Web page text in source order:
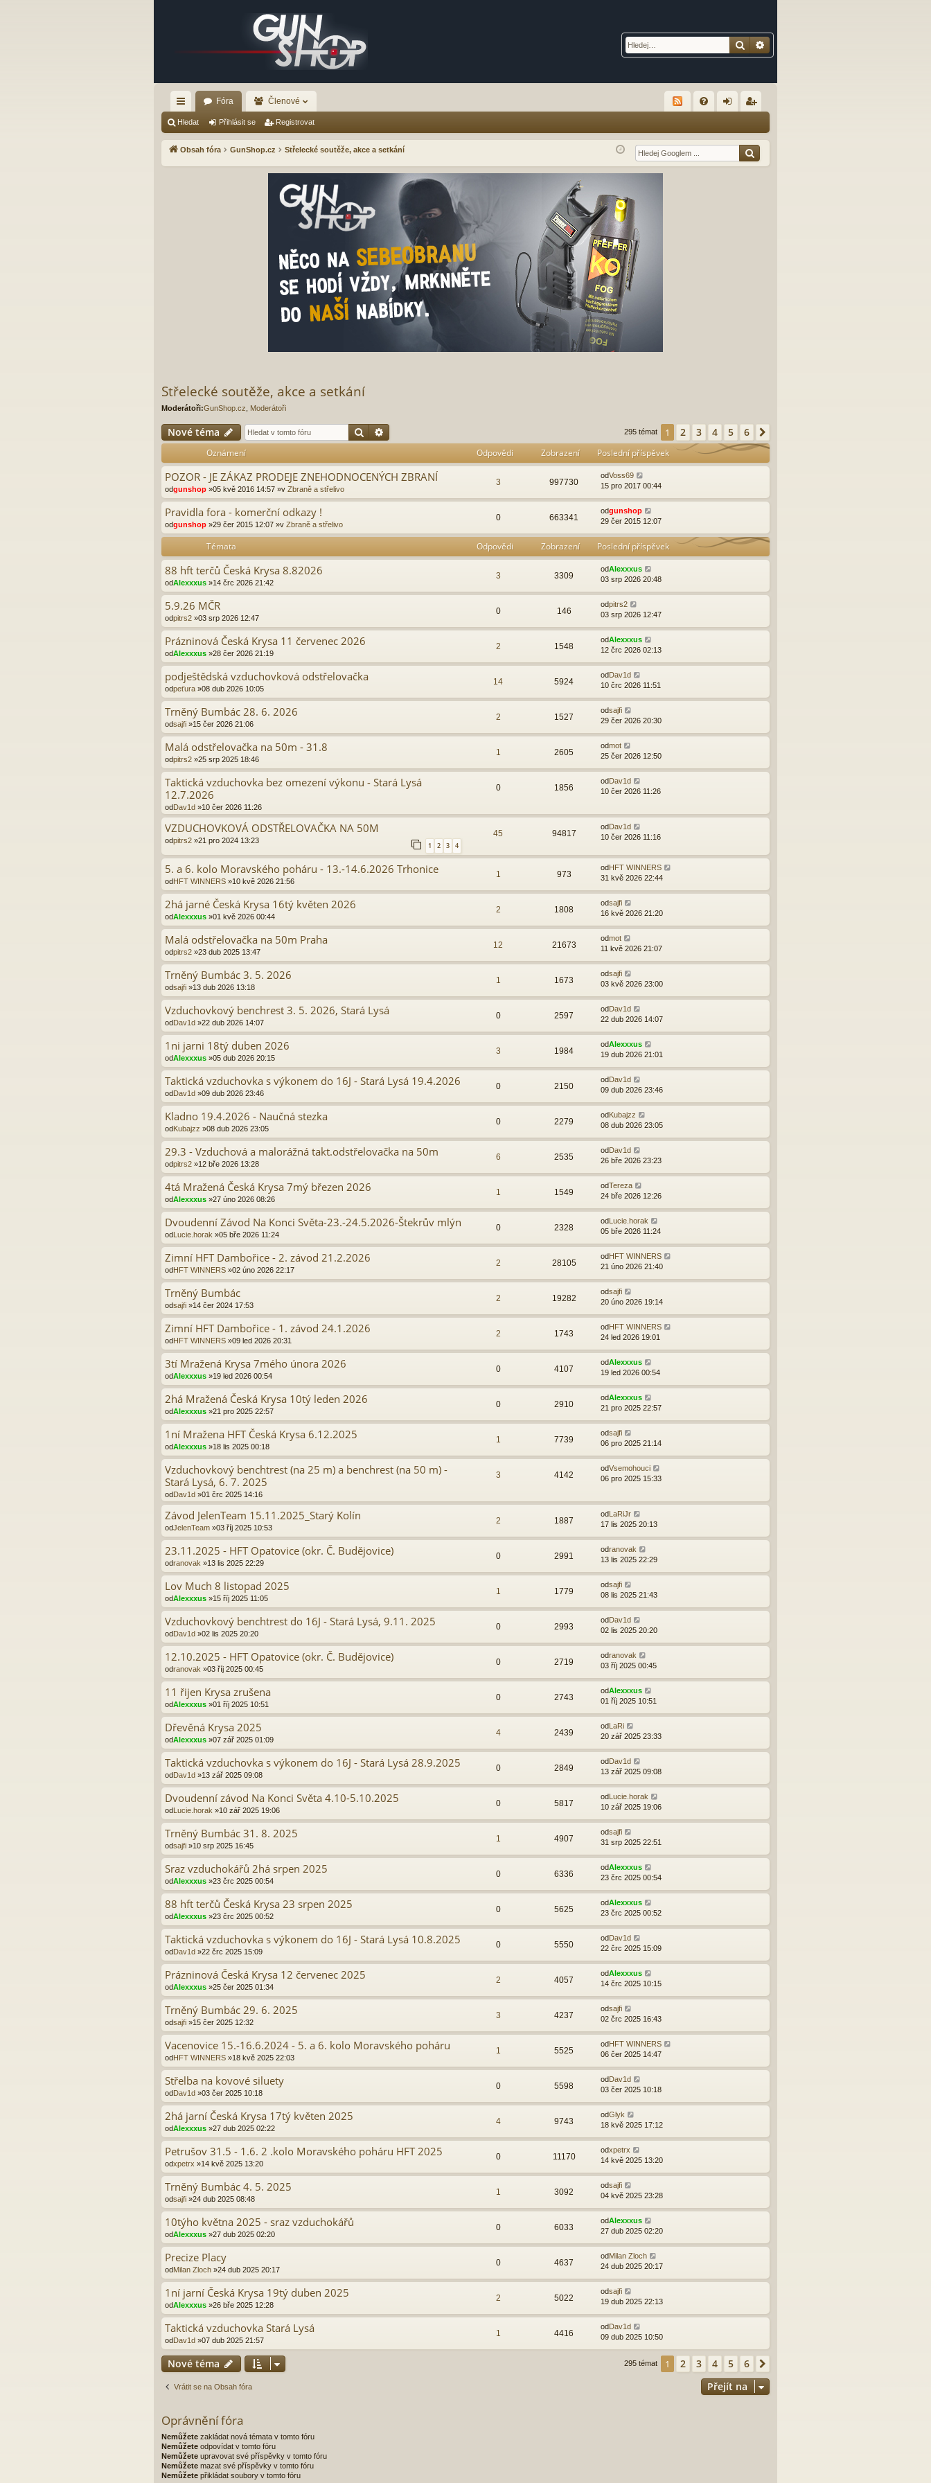
Hledat
yc
hl
Fóra Členové
Q lá
sit
ist
ro
Hledat Přihlásit se Registrovat
Obsah fóra GunShop.cz Střelecké soutěže, akce a setkání
Střelecké soutěže, akce a setkání
Moderátoři:GunShop.cz Moderátoři
Nové téma Hledat 295 témat 1 2 3 4 5 6
Oznámení Odpovědi Zobrazení Poslední příspěvek
POZOR - JE ZÁKAZ PRODEJE ZNEHODNOCENÝCH ZBRANÍ
odgunshop »05 kvě 2016 14:57 »v Zbraně a střelivo
3 997730
odVoss69
15 pro 2017 00:44
Pravidla fora - komerční odkazy !
odgunshop »29 čer 2015 12:07 »v Zbraně a střelivo
0 663341
odgunshop
29 čer 2015 12:07
Témata Odpovědi Zobrazení Poslední příspěvek
88 hft terčů Česká Krysa 8.82026
odAlexxxus »14 črc 2026 21:42
3 3309
odAlexxxus
03 srp 2026 20:48
5.9.26 MČR
odpitrs2 »03 srp 2026 12:47
0 146
odpitrs2
03 srp 2026 12:47
Prázninová Česká Krysa 11 červenec 2026
odAlexxxus »28 čer 2026 21:19
2 1548
odAlexxxus
12 črc 2026 02:13
podještědská vzduchovková odstřelovačka
odpeťura »08 dub 2026 10:05
14 5924
od Dav1d
10 črc 2026 11:51
Trněný Bumbác 28. 6. 2026
odsajfi »15 čer 2026 21:06
2 1527
odsajfi
29 čer 2026 20:30
Malá odstřelovačka na 50m - 31.8
odpitrs2 »25 srp 2025 18:46
1 2605
odmot
25 čer 2026 12:50
Taktická vzduchovka bez omezení výkonu - Stará Lysá
12.7.2026
od Dav1d »10 čer 2026 11:26
0 1856
od Dav1d
10 čer 2026 11:26
VZDUCHOVKOVÁ ODSTŘELOVAČKA NA 50M
odpitrs2 »21 pro 2024 13:23
1 2 3 4
45 94817
od Dav1d
10 čer 2026 11:16
5. a 6. kolo Moravského poháru - 13.-14.6.2026 Trhonice
odHFT WINNERS »10 kvě 2026 21:56
1 973
odHFT WINNERS
31 kvě 2026 22:44
2há jarné Česká Krysa 16tý květen 2026
odAlexxxus »01 kvě 2026 00:44
2 1808
odsajfi
16 kvě 2026 21:20
Malá odstřelovačka na 50m Praha
odpitrs2 »23 dub 2025 13:47
12 21673
odmot
11 kvě 2026 21:07
Trněný Bumbác 3. 5. 2026
odsajfi »13 dub 2026 13:18
1 1673
odsajfi
03 kvě 2026 23:00
Vzduchovkový benchrest 3. 5. 2026, Stará Lysá
odDav1d »22 dub 2026 14:07
0 2597
odDav1d
22 dub 2026 14:07
1ni jarni 18tý duben 2026
odAlexxxus »05 dub 2026 20:15
3 1984
odAlexxxus
19 dub 2026 21:01
Taktická vzduchovka s výkonem do 16J - Stará Lysá 19.4.2026
odDav1d »09 dub 2026 23:46
0 2150
odDav1d
09 dub 2026 23:46
Kladno 19.4.2026 - Naučná stezka
odKubajzz »08 dub 2026 23:05
0 2279
odKubajzz
08 dub 2026 23:05
29.3 - Vzduchová a malorážná takt.odstřelovačka na 50m
odpitrs2 »12 bře 2026 13:28
6 2535
odDav1d
26 bře 2026 23:23
4tá Mražená Česká Krysa 7mý březen 2026
odAlexxxus »27 úno 2026 08:26
1 1549
odTereza
24 bře 2026 12:26
Dvoudenní Závod Na Konci Světa-23.-24.5.2026-Štekrův mlýn
odLucie.horak »05 bře 2026 11:24
0 2328
odLucie.horak
05 bře 2026 11:24
Zimní HFT Dambořice - 2. závod 21.2.2026
odHFT WINNERS »02 úno 2026 22:17
2 28105
odHFT WINNERS
21 úno 2026 21:40
Trněný Bumbác
odsajfi »14 čer 2024 17:53
2 19282
odsajfi
20 úno 2026 19:14
Zimní HFT Dambořice - 1. závod 24.1.2026
odHFT WINNERS »09 led 2026 20:31
2 1743
odHFT WINNERS
24 led 2026 19:01
3tí Mražená Krysa 7mého února 2026
odAlexxxus »19 led 2026 00:54
0 4107
odAlexxxus
19 led 2026 00:54
2há Mražená Česká Krysa 10tý leden 2026
odAlexxxus »21 pro 2025 22:57
0 2910
odAlexxxus
21 pro 2025 22:57
1ní Mražena HFT Česká Krysa 6.12.2025
odAlexxxus »18 lis 2025 00:18
1 7739
odsajfi
06 pro 2025 21:14
Vzduchovkový benchtrest (na 25 m) a benchrest (na 50 m) -
Stará Lysá, 6. 7. 2025
odDav1d »01 črc 2025 14:16
3 4142
odVsemohouci
06 pro 2025 15:33
Závod JelenTeam 15.11.2025_Starý Kolín
odJelenTeam »03 říj 2025 10:53
2 1887
odLaRiJr
17 lis 2025 20:13
23.11.2025 - HFT Opatovice (okr. Č. Budějovice)
odranovak »13 lis 2025 22:29
0 2991
odranovak
13 lis 2025 22:29
Lov Much 8 listopad 2025
odAlexxxus »15 říj 2025 11:05
1 1779
odsajfi
08 lis 2025 21:43
Vzduchovkový benchtrest do 16J - Stará Lysá, 9.11. 2025
odDav1d »02 lis 2025 20:20
0 2993
odDav1d
02 lis 2025 20:20
12.10.2025 - HFT Opatovice (okr. Č. Budějovice)
odranovak »03 říj 2025 00:45
0 2719
odranovak
03 říj 2025 00:45
11 řijen Krysa zrušena
odAlexxxus »01 říj 2025 10:51
0 2743
odAlexxxus
01 říj 2025 10:51
Dřevěná Krysa 2025
odAlexxxus »07 zář 2025 01:09
4 2439
odLaRi
20 zář 2025 23:33
Taktická vzduchovka s výkonem do 16J - Stará Lysá 28.9.2025
odDav1d »13 zář 2025 09:08
0 2849
odDav1d
13 zář 2025 09:08
Dvoudenní závod Na Konci Světa 4.10-5.10.2025
odLucie.horak »10 zář 2025 19:06
0 5817
odLucie.horak
10 zář 2025 19:06
Trněný Bumbác 31. 8. 2025
odsajfi »10 srp 2025 16:45
1 4907
odsajfi
31 srp 2025 22:51
Sraz vzduchokářů 2há srpen 2025
odAlexxxus »23 črc 2025 00:54
0 6336
odAlexxxus
23 črc 2025 00:54
88 hft terčů Česká Krysa 23 srpen 2025
odAlexxxus »23 črc 2025 00:52
0 5625
odAlexxxus
23 črc 2025 00:52
Taktická vzduchovka s výkonem do 16J - Stará Lysá 10.8.2025
odDav1d »22 črc 2025 15:09
0 5550
odDav1d
22 črc 2025 15:09
Prázninová Česká Krysa 12 červenec 2025
odAlexxxus »25 čer 2025 01:34
2 4057
odAlexxxus
14 črc 2025 10:15
Trněný Bumbác 29. 6. 2025
odsajfi »15 čer 2025 12:32
3 4237
odsajfi
02 črc 2025 16:43
Vacenovice 15.-16.6.2024 - 5. a 6. kolo Moravského poháru
odHFT WINNERS »18 kvě 2025 22:03
1 5525
odHFT WINNERS
06 čer 2025 14:47
Střelba na kovové siluety
odDav1d »03 čer 2025 10:18
0 5598
odDav1d
03 čer 2025 10:18
2há jarní Česká Krysa 17tý květen 2025
odAlexxxus »27 dub 2025 02:22
4 9743
odGlyk
18 kvě 2025 17:12
Petrušov 31.5 - 1.6. 2 .kolo Moravského poháru HFT 2025
odxpetrx »14 kvě 2025 13:20
0 11170
odxpetrx
14 kvě 2025 13:20
Trněný Bumbác 4. 5. 2025
odsajfi »24 dub 2025 08:48
1 3092
odsajfi
04 kvě 2025 23:28
10týho května 2025 - sraz vzduchokářů
odAlexxxus »27 dub 2025 02:20
0 6033
odAlexxxus
27 dub 2025 02:20
Precize Placy
odMilan Zloch »24 dub 2025 20:17
0 4637
odMilan Zloch
24 dub 2025 20:17
1ní jarní Česká Krysa 19tý duben 2025
odAlexxxus »26 bře 2025 12:28
2 5022
odsajfi
19 dub 2025 22:13
Taktická vzduchovka Stará Lysá
odDav1d »07 dub 2025 21:57
1 4416
odDav1d
09 dub 2025 10:50
Nové téma 295 témat 1 2 3 4 5 6
Vrátit se na Obsah fóra Přejít na
Oprávnění fóra
Nemůžete zakládat nová témata v tomto fóru
Nemůžete odpovídat v tomto fóru
Nemůžete upravovat své příspěvky v tomto fóru
Nemůžete mazat své příspěvky v tomto fóru
Nemůžete přikládat soubory v tomto fóru